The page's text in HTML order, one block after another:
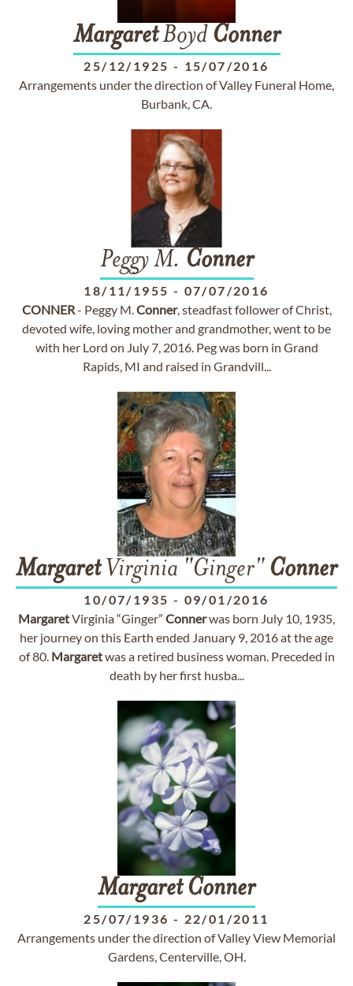
MargaretBoyd Conner
25/12/1925 - 15/07/2016
Arrangements under the direction of Valley Funeral Home,
Burbank, CA.
Peggy M. Conner
18/11/1955 - 07/07/2016
CONNER- Peggy M.Conner, steadfast follower of Christ,
devoted wife, loving mother and grandmother, went to be
with her Lord on July 7, 2016. Peg was born in Grand
Rapids, MI and raised in Grandvill...
MargaretVirginia "Ginger" Conner
10/07/1935 - 09/01/2016
MargaretVirginia “Ginger” Connerwas born July 10, 1935,
her journey on this Earth ended January 9, 2016 at the age
of 80. Margaretwas a retired business woman. Preceded in
death by her first husba...
Margaret Conner
25/07/1936 - 22/01/2011
Arrangements under the direction of Valley View Memorial
Gardens, Centerville, OH.